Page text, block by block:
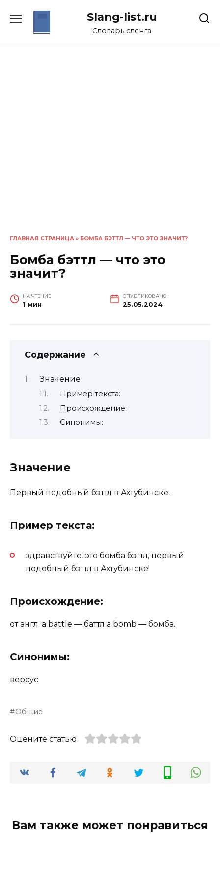
Slang-list.ru
Словарь сленга
ГЛАВНАЯ СТРАНИЦА » БОМБА БЭТТЛ — ЧТО ЭТО ЗНАЧИТ?
Бомба бэттл — что это
значит?
НА ЧТЕНИЕ
1 мин
ОПУБЛИКОВАНО
25.05.2024
Содержание
Значение
Пример текста:
Происхождение:
Синонимы:
Значение
Первый подобный бэттл в Ахтубинске.
Пример текста:
здравствуйте, это бомба бэттл, первый
подобный бэттл в Ахтубинске!
Происхождение:
от англ. a battle — баттл a bomb — бомба.
Синонимы:
версус.
Общие
Оцените статью
Вам также может понравиться